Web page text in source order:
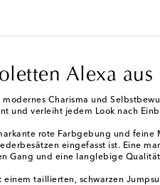
Alexa aus
Charisma und
und verleiht jedem Look nach
rote Farbgebung und
eingefasst ist. Eine
Gang und eine langlebige
einem taillierten, schwarzen